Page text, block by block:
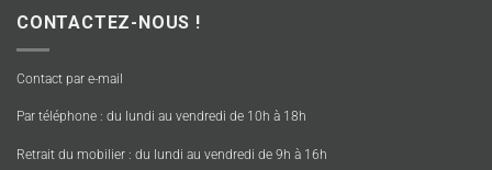
CONTACTEZ-NOUS !
Contact par e-mail
Par téléphone : du lundi au vendredi de 10h à 18h
Retrait du mobilier : du lundi au vendredi de 9h à 16h